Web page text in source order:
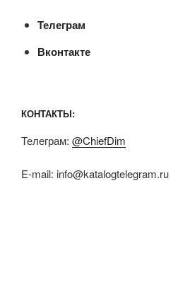
Телеграм
Вконтакте
КОНТАКТЫ:
Телеграм: @ChiefDim
E-mail: info@katalogtelegram.ru